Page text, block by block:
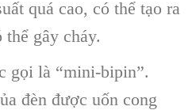
quá cao, có thể tạo ra
thể gây cháy.
gọi là “mini-bipin”.
đèn được uốn cong